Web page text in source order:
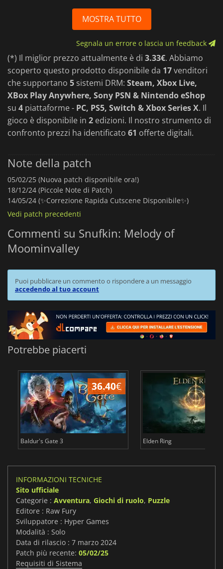
MOSTRA TUTTO
Segnala un errore o lascia un feedback
(*) Il miglior prezzo attualmente è di 3.33€. Abbiamo
scoperto questo prodotto disponibile da 17venditori
che supportano 5 sistemi DRM: Steam, Xbox Live,
XBox Play Anywhere, Sony PSN & Nintendo eShop
su 4 piattaforme - PC, PS5, Switch & Xbox Series X. Il
gioco è disponibile in 2 edizioni. Il nostro strumento di
confronto prezzi ha identificato 61 offerte digitali.
Note della patch
05/02/25 (Nuova patch disponibile ora!)
18/12/24 (Piccole Note di Patch)
14/05/24 (✨Correzione Rapida Cutscene Disponibile✨)
Vedi patch precedenti
Commenti su Snufkin: Melody of
Moominvalley
Puoi pubblicare un commento o rispondere a un messaggio
accedendo al tuo account
Potrebbe piacerti
36.40€
Baldur's Gate 3 Elden Ring
INFORMAZIONI TECNICHE
Sito ufficiale
Categorie : Avventura, Giochi di ruolo, Puzzle
Editore : Raw Fury
Sviluppatore : Hyper Games
Modalità : Solo
Data di rilascio : 7 marzo 2024
Patch più recente: 05/02/25
Requisiti di Sistema